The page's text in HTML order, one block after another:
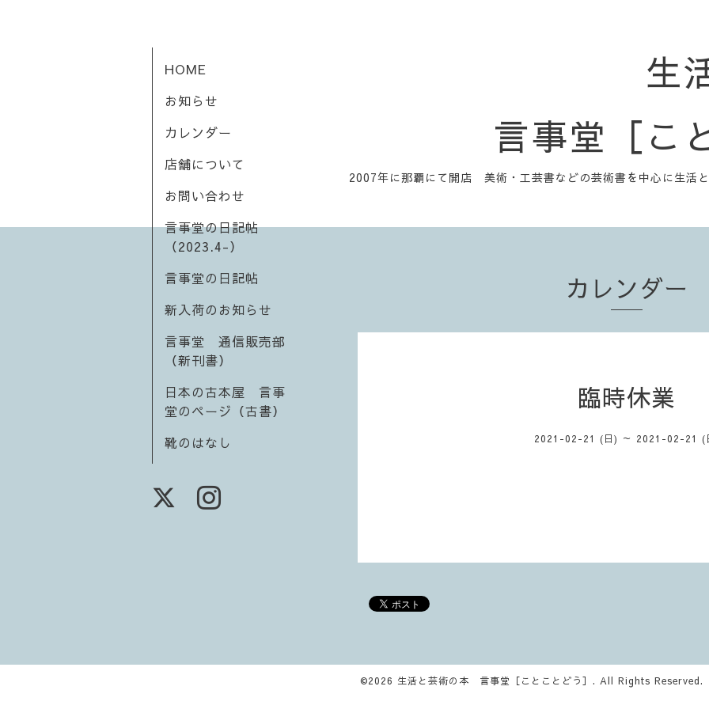
生
言事堂［こ
2007年に那覇にて開店 美術・工芸書などの芸術書を中心に生活
HOME
お知らせ
カレンダー
店舗について
お問い合わせ
言事堂の日記帖
（2023.4-）
言事堂の日記帖
新入荷のお知らせ
言事堂 通信販売部
（新刊書）
日本の古本屋 言事
堂のページ（古書）
靴のはなし
カレンダー
臨時休業
2021-02-21 (日) ～ 2021-02-21 (
©2026 生活と芸術の本 言事堂［ことことどう］ . All Rights Reserved.